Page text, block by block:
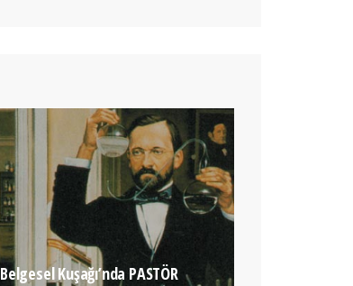
Belgesel Kuşağı’nda PASTÖR